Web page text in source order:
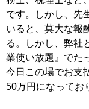
です。しかし、先
いると、莫大な報
る。しかし、弊社
業使い放題』でた
今日この場でお支
50万円になってお